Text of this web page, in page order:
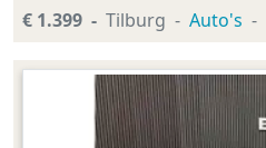
€ 1.399 Tilburg Auto's